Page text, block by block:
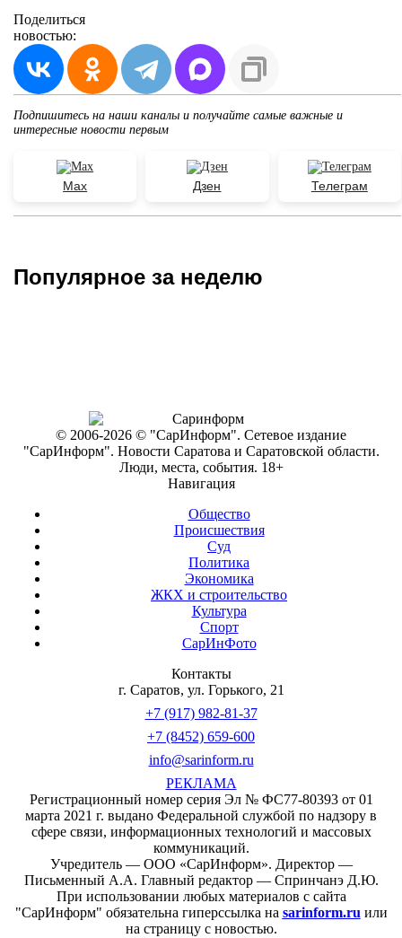
Поделиться
новостью:
Подпишитесь на наши каналы и получайте самые важные и
интересные новости первым
Max Дзен Телеграм
Популярное за неделю
© 2006-2026 © "СарИнформ". Сетевое издание
"СарИнформ". Новости Саратова и Саратовской области.
Люди, места, события. 18+
Навигация
Общество
Происшествия
Суд
Политика
Экономика
ЖКХ и строительство
Культура
Спорт
СарИнФото
Контакты
г. Саратов, ул. Горького, 21
+7 (917) 982-81-37
+7 (8452) 659-600
info@sarinform.ru
РЕКЛАМА
Регистрационный номер серия Эл № ФС77-80393 от 01
марта 2021 г. выдано Федеральной службой по надзору в
сфере связи, информационных технологий и массовых
коммуникаций.
Учредитель — ООО «СарИнформ». Директор —
Письменный А.А. Главный редактор — Спринчанэ Д.Ю.
При использовании любых материалов с сайта
"СарИнформ" обязательна гиперссылка на sarinform.ru или
на страницу с новостью.